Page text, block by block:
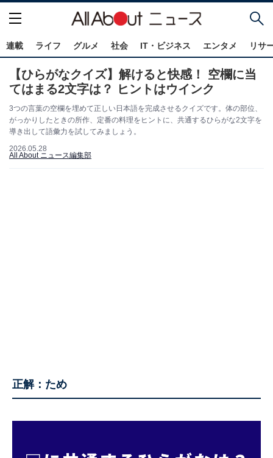
連載 ライフ グルメ 社会 IT・ビジネス エンタメ リサ
【ひらがなクイズ】解けると快感！ 空欄に当
てはまる2文字は？ ヒントはウインク
3つの言葉の空欄を埋めて正しい日本語を完成させるクイズです。体の部位、
がっかりしたときの所作、定番の料理をヒントに、共通するひらがな2文字を
導き出して語彙力を試してみましょう。
2026.05.28
All About ニュース編集部
正解：ため